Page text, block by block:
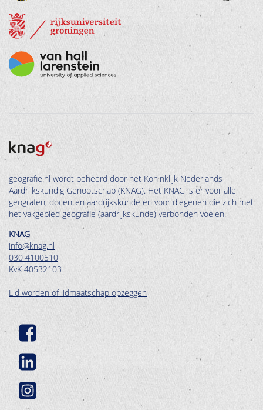
geografie.nl wordt beheerd door het Koninklijk Nederlands
Aardrijkskundig Genootschap (KNAG). Het KNAG is er voor alle
geografen, docenten aardrijkskunde en voor diegenen die zich met
het vakgebied geografie (aardrijkskunde) verbonden voelen.
KNAG
info@knag.nl
030 4100510
KvK 40532103
Lid worden of lidmaatschap opzeggen